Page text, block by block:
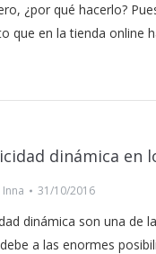
¿por qué hacerlo?
que en la tienda online
dinámica en
Inna 31/10/2016
dinámica son una
a las enormes